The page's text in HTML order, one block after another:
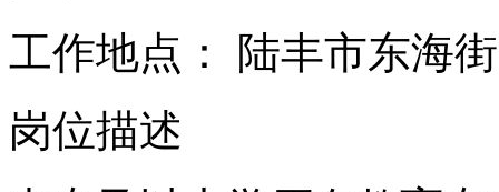
工作地点： 陆丰市东海
岗位描述